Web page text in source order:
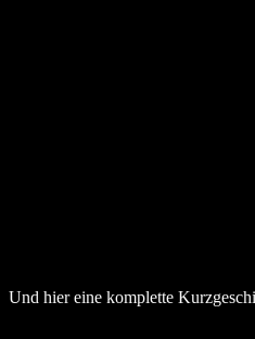
Und hier eine komplette